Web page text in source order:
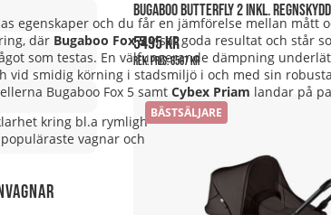
egenskaper och du får en jämförelse mellan mått
där Bugaboo Fox 5visat goda resultat och står
som testas. En välfungerande dämpning
vid smidig körning i stadsmiljö i och med sin
Bugaboo Fox 5 samt Cybex Priam landar på
kring bl.a rymlighet i sitt- och liggdel,
vagnar och kan jämföra dessa med de
BUGABOO BUTTERFLY 2 INKL.
5495 kr
Rek. pris:6567 kr
BÄSTSÄLJARE